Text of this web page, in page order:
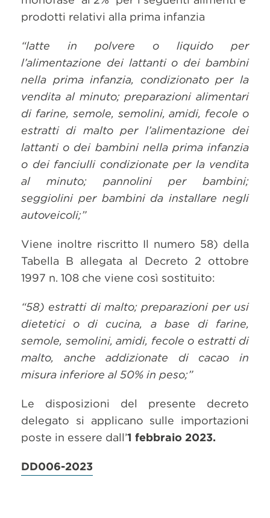
prodotti relativi alla prima infanzia
“latte in polvere o liquido per
l’alimentazione dei lattanti o dei bambini
nella prima infanzia, condizionato per la
vendita al minuto; preparazioni alimentari
di farine, semole, semolini, amidi, fecole o
estratti di malto per l’alimentazione dei
lattanti o dei bambini nella prima infanzia
o dei fanciulli condizionate per la vendita
al minuto; pannolini per bambini;
seggiolini per bambini da installare negli
autoveicoli;”
Viene inoltre riscritto Il numero 58) della
Tabella B allegata al Decreto 2 ottobre
1997 n. 108 che viene così sostituito:
“58) estratti di malto; preparazioni per usi
dietetici o di cucina, a base di farine,
semole, semolini, amidi, fecole o estratti di
malto, anche addizionate di cacao in
misura inferiore al 50% in peso;”
Le disposizioni del presente decreto
delegato si applicano sulle importazioni
poste in essere dall’1 febbraio 2023.
DD006-2023